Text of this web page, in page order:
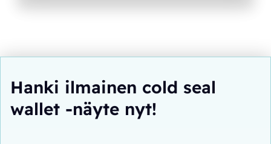
Hanki ilmainen cold seal
wallet -näyte nyt!